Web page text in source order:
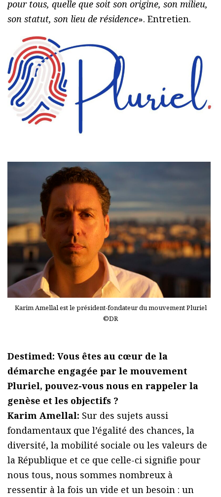
pour tous, quelle que soit son origine, son milieu,
son statut, son lieu de résidence». Entretien.
Karim Amellal est le président-fondateur du mouvement Pluriel
©DR
Destimed: Vous êtes au cœur de la
démarche engagée par le mouvement
Pluriel, pouvez-vous nous en rappeler la
genèse et les objectifs ?
Karim Amellal: Sur des sujets aussi
fondamentaux que l’égalité des chances, la
diversité, la mobilité sociale ou les valeurs de
la République et ce que celle-ci signifie pour
nous tous, nous sommes nombreux à
ressentir à la fois un vide et un besoin : un